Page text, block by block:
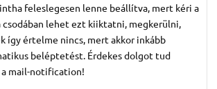
feleslegesen lenne beállítva, mert kéri a
csodában lehet ezt kiiktatni, megkerülni,
így értelme nincs, mert akkor inkább
beléptetést. Érdekes dolgot tud
mail-notification!